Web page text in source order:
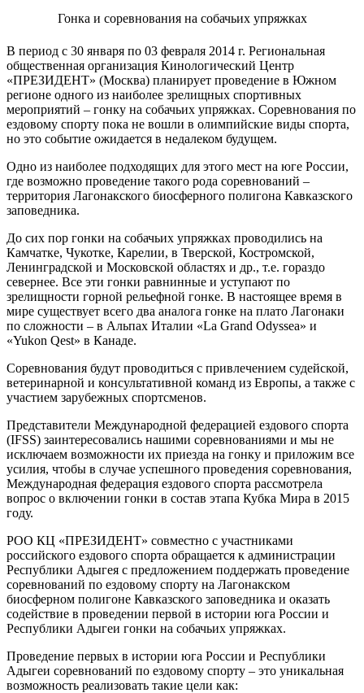
Гонка и соревнования на собачьих упряжках
В период с 30 января по 03 февраля 2014 г. Региональная
общественная организация Кинологический Центр
«ПРЕЗИДЕНТ» (Москва) планирует проведение в Южном
регионе одного из наиболее зрелищных спортивных
мероприятий – гонку на собачьих упряжках. Соревнования по
ездовому спорту пока не вошли в олимпийские виды спорта,
но это событие ожидается в недалеком будущем.
Одно из наиболее подходящих для этого мест на юге России,
где возможно проведение такого рода соревнований –
территория Лагонакского биосферного полигона Кавказского
заповедника.
До сих пор гонки на собачьих упряжках проводились на
Камчатке, Чукотке, Карелии, в Тверской, Костромской,
Ленинградской и Московской областях и др., т.е. гораздо
севернее. Все эти гонки равнинные и уступают по
зрелищности горной рельефной гонке. В настоящее время в
мире существует всего два аналога гонке на плато Лагонаки
по сложности – в Альпах Италии «La Grand Odyssea» и
«Yukon Qest» в Канаде.
Соревнования будут проводиться с привлечением судейской,
ветеринарной и консультативной команд из Европы, а также с
участием зарубежных спортсменов.
Представители Международной федерацией ездового спорта
(IFSS) заинтересовались нашими соревнованиями и мы не
исключаем возможности их приезда на гонку и приложим все
усилия, чтобы в случае успешного проведения соревнования,
Международная федерация ездового спорта рассмотрела
вопрос о включении гонки в состав этапа Кубка Мира в 2015
году.
РОО КЦ «ПРЕЗИДЕНТ» совместно с участниками
российского ездового спорта обращается к администрации
Республики Адыгея с предложением поддержать проведение
соревнований по ездовому спорту на Лагонакском
биосферном полигоне Кавказского заповедника и оказать
содействие в проведении первой в истории юга России и
Республики Адыгеи гонки на собачьих упряжках.
Проведение первых в истории юга России и Республики
Адыгеи соревнований по ездовому спорту – это уникальная
возможность реализовать такие цели как: